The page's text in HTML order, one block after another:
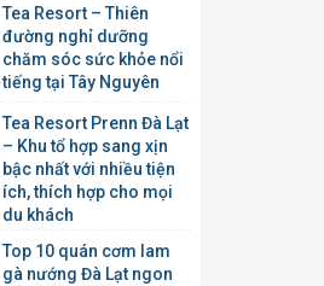
Tea Resort – Thiên
đường nghỉ dưỡng
chăm sóc sức khỏe nổi
tiếng tại Tây Nguyên
Tea Resort Prenn Đà Lạt
– Khu tổ hợp sang xịn
bậc nhất với nhiều tiện
ích, thích hợp cho mọi
du khách
Top 10 quán cơm lam
gà nướng Đà Lạt ngon